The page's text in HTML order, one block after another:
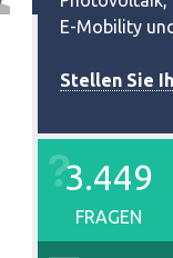
E-Mobility
Stellen Sie
3.449
FRAGEN